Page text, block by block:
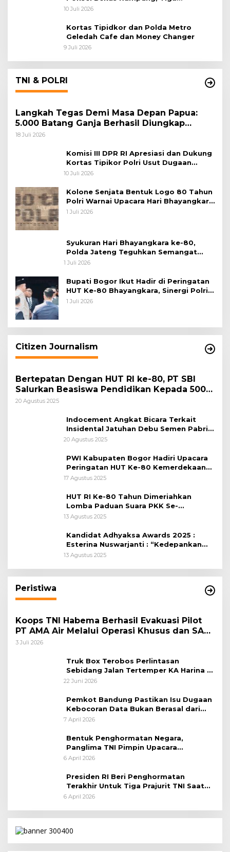
Tersangka Sudah P-21 dan Satu Buron
10 Juli 2026
Kortas Tipidkor dan Polda Metro
Geledah Cafe dan Money Changer
9 Juli 2026
TNI & POLRI
Langkah Tegas Demi Masa Depan Papua:
5.000 Batang Ganja Berhasil Diungkap
Koops TNI Habema
18 Juli 2026
Komisi III DPR RI Apresiasi dan Dukung
Kortas Tipikor Polri Usut Dugaan
Korupsi Batu Bara
10 Juli 2026
Kolone Senjata Bentuk Logo 80 Tahun
Polri Warnai Upacara Hari Bhayangkara
ke-80
1 Juli 2026
Syukuran Hari Bhayangkara ke-80,
Polda Jateng Teguhkan Semangat
Pengabdian dan Pererat Kebersamaan
1 Juli 2026
Bupati Bogor Ikut Hadir di Peringatan
HUT Ke-80 Bhayangkara, Sinergi Polri
dan Pemkab Bogor Jadi Kunci Menjaga
1 Juli 2026
Citizen Journalism
Bertepatan Dengan HUT RI ke-80, PT SBI
Salurkan Beasiswa Pendidikan Kepada 500
Pelajar
20 Agustus 2025
Indocement Angkat Bicara Terkait
Insidental Jatuhan Debu Semen Pabrik
Citeureup
20 Agustus 2025
PWI Kabupaten Bogor Hadiri Upacara
Peringatan HUT Ke-80 Kemerdekaan
RI, di Lapangan Tegar Beriman
17 Agustus 2025
HUT RI Ke-80 Tahun Dimeriahkan
Lomba Paduan Suara PKK Se-
Kabupaten Bogor
13 Agustus 2025
Kandidat Adhyaksa Awards 2025 :
Esterina Nuswarjanti : “Kedepankan
Keadilan Restoratif Wujudkan
13 Agustus 2025
Peristiwa
Koops TNI Habema Berhasil Evakuasi Pilot
PT AMA Air Melalui Operasi Khusus dan SAR
Taktis
3 Juli 2026
Truk Box Terobos Perlintasan
Sebidang Jalan Tertemper KA Harina di
Jalan Stasiun Poncol-Jrakah Semarang
22 Juni 2026
Pemkot Bandung Pastikan Isu Dugaan
Kebocoran Data Bukan Berasal dari
Server Disdukcapil
7 April 2026
Bentuk Penghormatan Negara,
Panglima TNI Pimpin Upacara
Pemakaman Militer
6 April 2026
Presiden RI Beri Penghormatan
Terakhir Untuk Tiga Prajurit TNI Saat
Persemayaman di Bandara Soekarno-
6 April 2026